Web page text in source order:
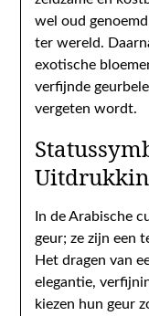
wel oud
ter wereld.
exotische
verfijnde
vergeten wordt.
In de Arabische
geur; ze zijn een
Het dragen van
elegantie,
kiezen hun geur